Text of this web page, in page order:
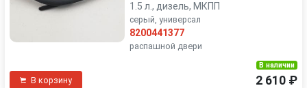
1.5 л., дизель, МКПП
серый, универсал
8200441377
распашной двери
В корзину
В наличии
2 610 ₽